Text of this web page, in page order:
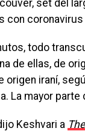
set del
coronavirus
todo
de ellas, de
iraní,
La mayor
Keshvari a